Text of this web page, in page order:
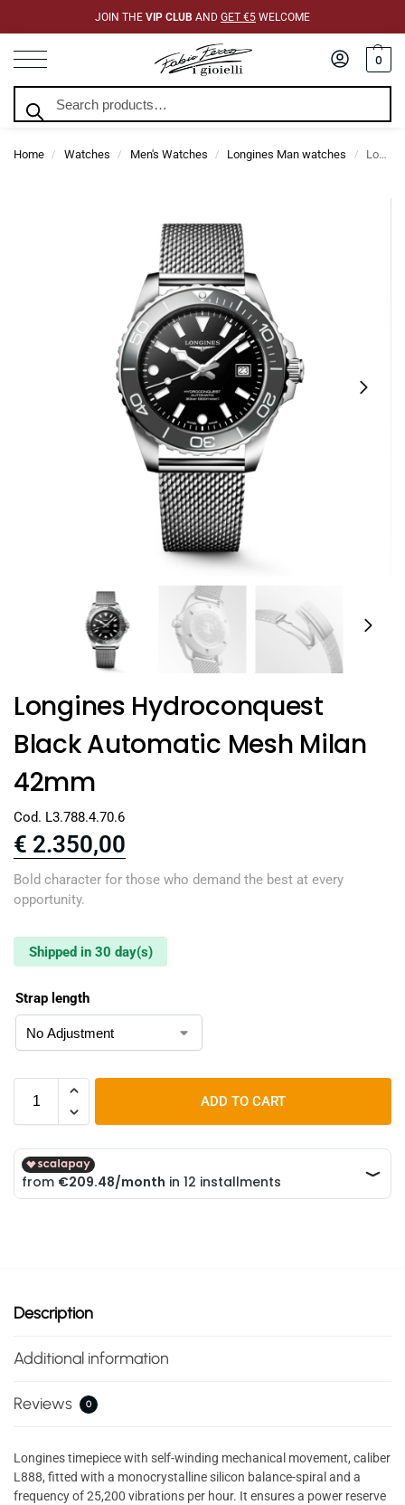
JOIN THE VIP CLUB AND GET €5 WELCOME
0
Home / Watches / Men's Watches / Longines Man watches / Longines Hydroconquest Black Automatic Mesh Milan 42mm
Longines Hydroconquest
Black Automatic Mesh Milan
42mm
Cod. L3.788.4.70.6
€ 2.350,00
Bold character for those who demand the best at every
opportunity.
Shipped in 30 day(s)
Strap length
ADD TO CART
Description
Additional information
Reviews 0
Longines timepiece with self-winding mechanical movement, caliber
L888, fitted with a monocrystalline silicon balance-spiral and a
frequency of 25,200 vibrations per hour. It ensures a power reserve